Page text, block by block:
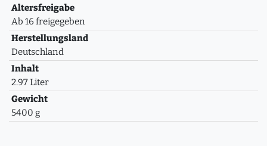
Altersfreigabe
Ab 16 freigegeben
Herstellungsland
Deutschland
Inhalt
2.97 Liter
Gewicht
5400 g